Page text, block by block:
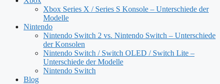
Xbox Series X / Series S Konsole – Unterschiede der
Modelle
Nintendo
Nintendo Switch 2 vs. Nintendo Switch – Unterschiede
der Konsolen
Nintendo Switch / Switch OLED / Switch Lite –
Unterschiede der Modelle
Nintendo Switch
Blog